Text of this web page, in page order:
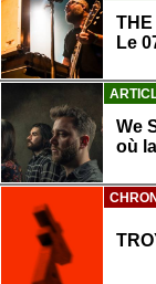
THE
Le
We
où